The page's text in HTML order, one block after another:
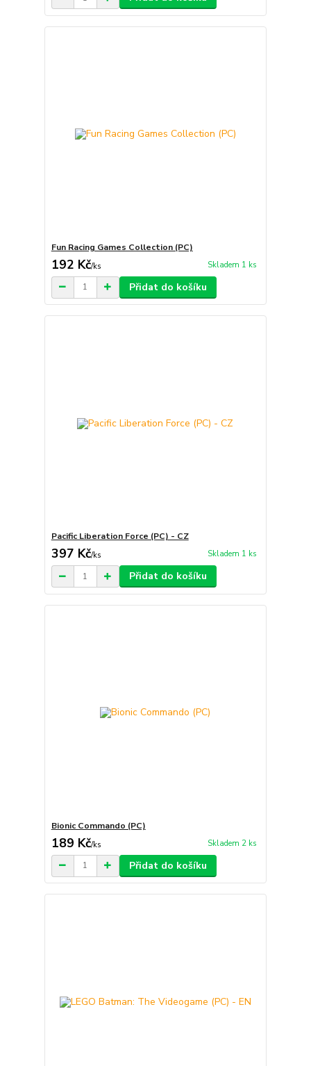
Fun Racing Games Collection (PC)
192 Kč/ks Skladem 1 ks
Přidat do košíku
Pacific Liberation Force (PC) - CZ
397 Kč/ks Skladem 1 ks
Přidat do košíku
Bionic Commando (PC)
189 Kč/ks Skladem 2 ks
Přidat do košíku